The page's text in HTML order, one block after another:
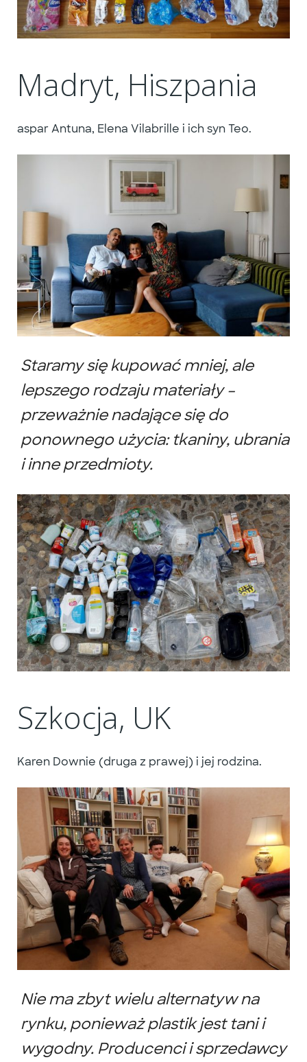
Madryt, Hiszpania
aspar Antuna, Elena Vilabrille i ich syn Teo.
Staramy się kupować mniej, ale
lepszego rodzaju materiały –
przeważnie nadające się do
ponownego użycia: tkaniny, ubrania
i inne przedmioty.
Szkocja, UK
Karen Downie (druga z prawej) i jej rodzina.
Nie ma zbyt wielu alternatyw na
rynku, ponieważ plastik jest tani i
wygodny. Producenci i sprzedawcy